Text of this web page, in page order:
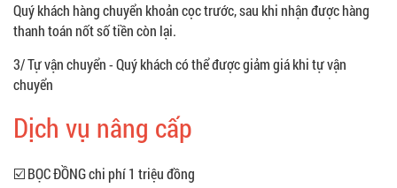
Quý khách hàng chuyển khoản cọc trước, sau khi nhận được hàng
thanh toán nốt số tiền còn lại.
3/ Tự vận chuyển - Quý khách có thể được giảm giá khi tự vận
chuyển
Dịch vụ nâng cấp
☑️ BỌC ĐỒNG chi phí 1 triệu đồng